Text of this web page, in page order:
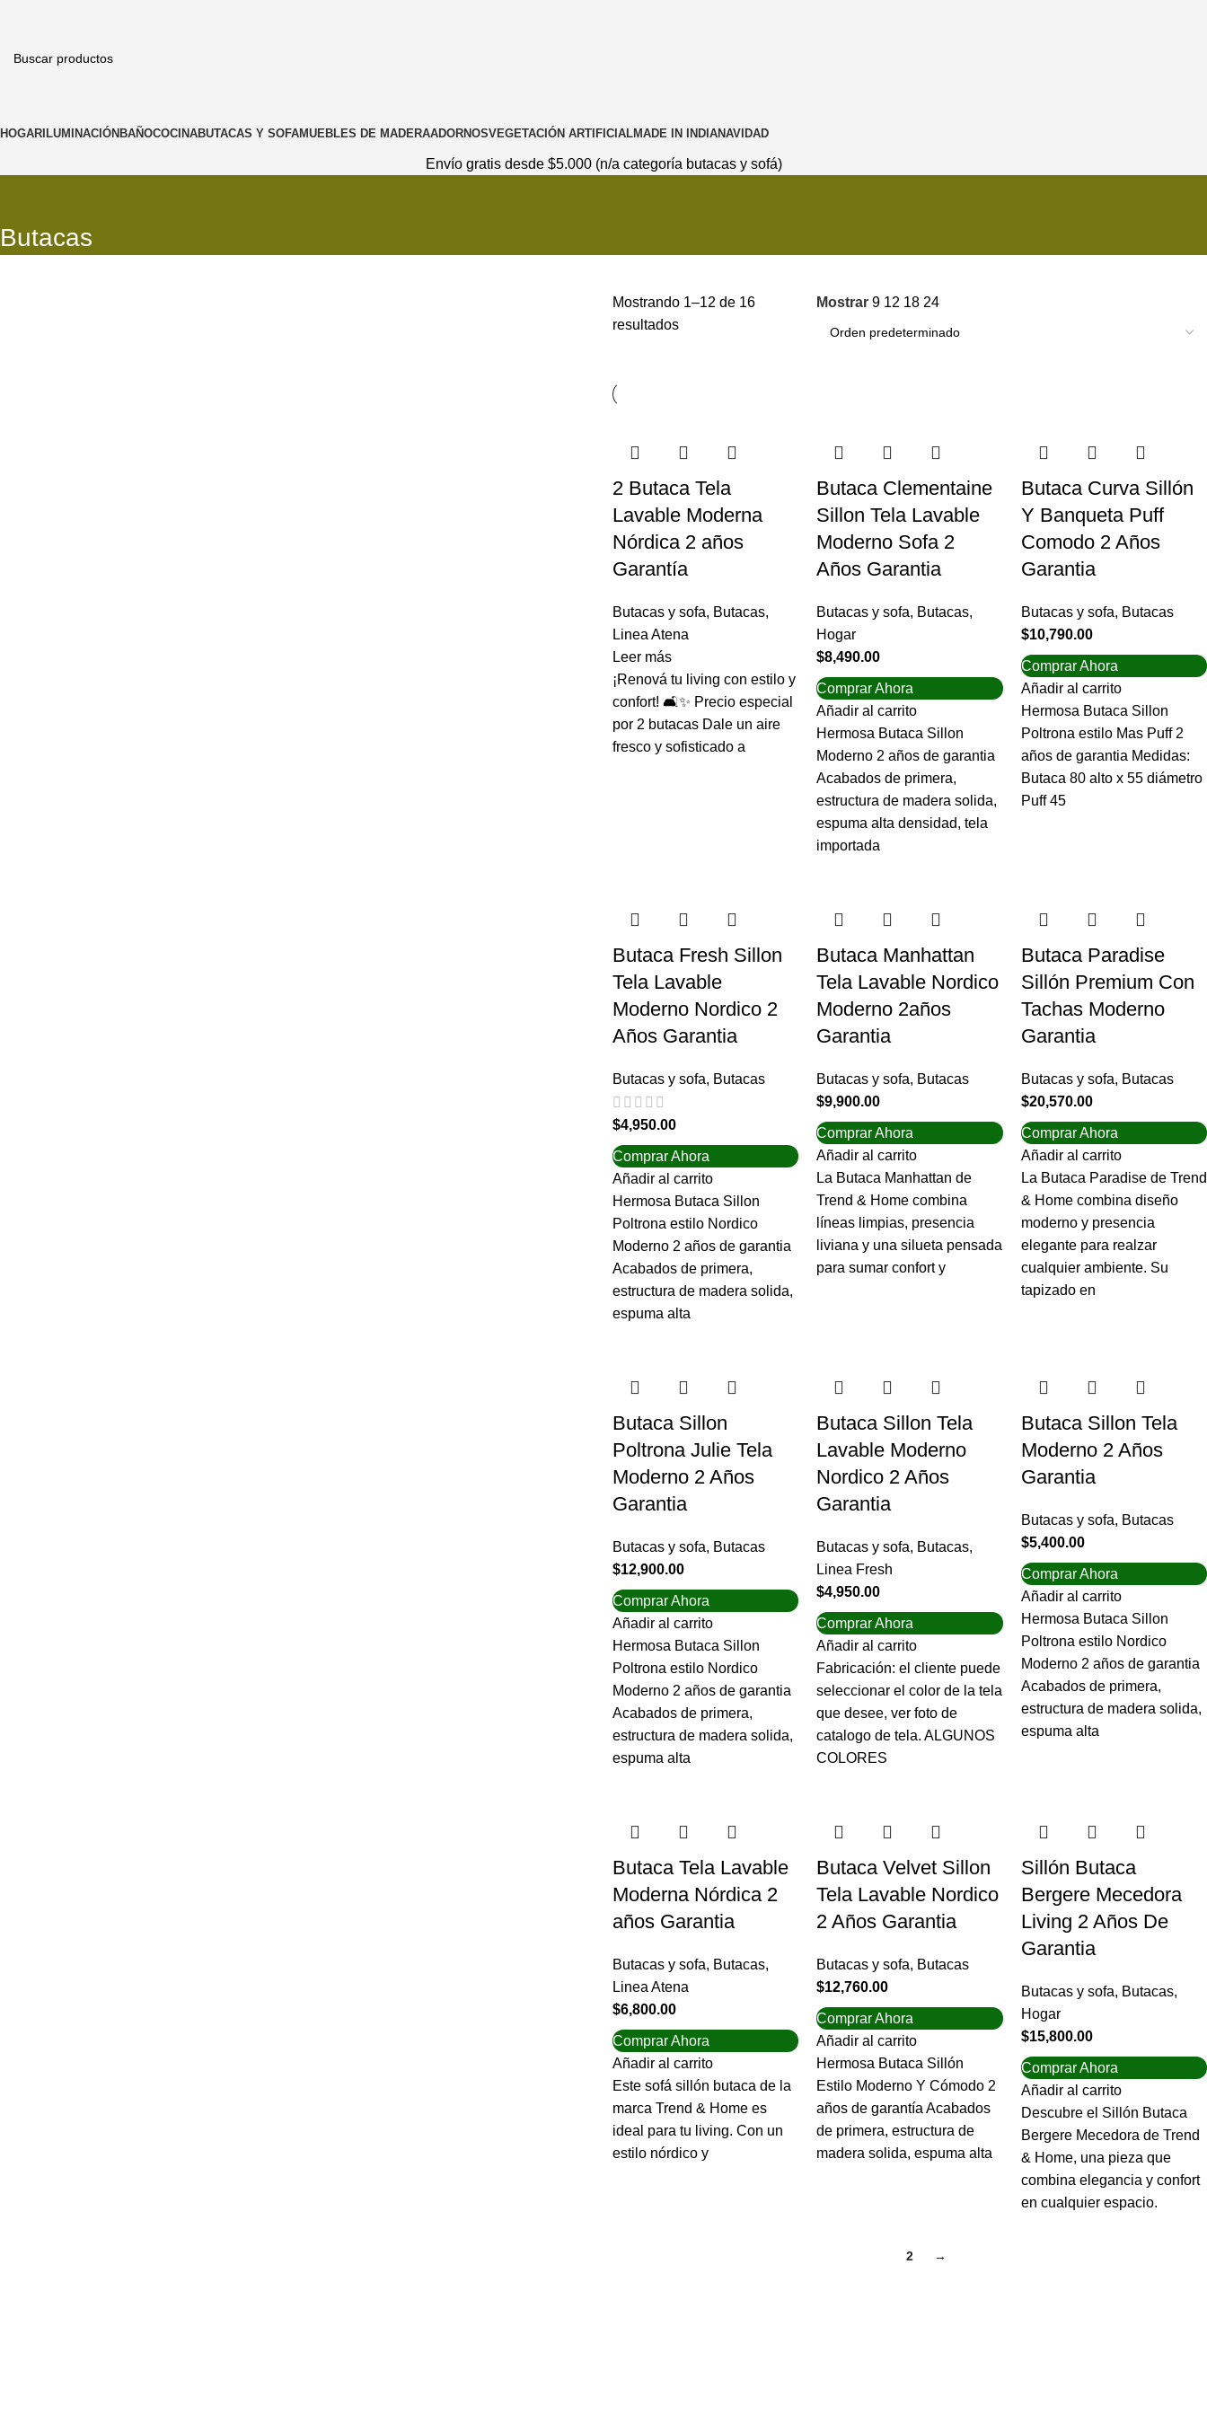
HOGAR ILUMINACIÓN BAÑOCOCINABUTACAS Y SOFAMUEBLES DE MADERAADORNOSVEGETACIÓN ARTIFICIALMADE IN INDIANAVIDAD
Envío gratis desde $5.000 (n/a categoría butacas y sofá)
Butacas
Mostrando 1–12 de 16
resultados
Mostrar9 12 18 24
2 Butaca Tela
Lavable Moderna
Nórdica 2 años
Garantía
Butacas y sofa, Butacas,
Linea Atena
Leer más
¡Renová tu living con estilo y
confort! 🛋️✨ Precio especial
por 2 butacas Dale un aire
fresco y sofisticado a
Butaca Clementaine
Sillon Tela Lavable
Moderno Sofa 2
Años Garantia
Butacas y sofa, Butacas,
Hogar
$8,490.00
Comprar Ahora
Añadir al carrito
Hermosa Butaca Sillon
Moderno 2 años de garantia
Acabados de primera,
estructura de madera solida,
espuma alta densidad, tela
importada
Butaca Curva Sillón
Y Banqueta Puff
Comodo 2 Años
Garantia
Butacas y sofa, Butacas
$10,790.00
Comprar Ahora
Añadir al carrito
Hermosa Butaca Sillon
Poltrona estilo Mas Puff 2
años de garantia Medidas:
Butaca 80 alto x 55 diámetro
Puff 45
Butaca Fresh Sillon
Tela Lavable
Moderno Nordico 2
Años Garantia
Butacas y sofa, Butacas
$4,950.00
Comprar Ahora
Añadir al carrito
Hermosa Butaca Sillon
Poltrona estilo Nordico
Moderno 2 años de garantia
Acabados de primera,
estructura de madera solida,
espuma alta
Butaca Manhattan
Tela Lavable Nordico
Moderno 2años
Garantia
Butacas y sofa, Butacas
$9,900.00
Comprar Ahora
Añadir al carrito
La Butaca Manhattan de
Trend & Home combina
líneas limpias, presencia
liviana y una silueta pensada
para sumar confort y
Butaca Paradise
Sillón Premium Con
Tachas Moderno
Garantia
Butacas y sofa, Butacas
$20,570.00
Comprar Ahora
Añadir al carrito
La Butaca Paradise de Trend
& Home combina diseño
moderno y presencia
elegante para realzar
cualquier ambiente. Su
tapizado en
Butaca Sillon
Poltrona Julie Tela
Moderno 2 Años
Garantia
Butacas y sofa, Butacas
$12,900.00
Comprar Ahora
Añadir al carrito
Hermosa Butaca Sillon
Poltrona estilo Nordico
Moderno 2 años de garantia
Acabados de primera,
estructura de madera solida,
espuma alta
Butaca Sillon Tela
Lavable Moderno
Nordico 2 Años
Garantia
Butacas y sofa, Butacas,
Linea Fresh
$4,950.00
Comprar Ahora
Añadir al carrito
Fabricación: el cliente puede
seleccionar el color de la tela
que desee, ver foto de
catalogo de tela. ALGUNOS
COLORES
Butaca Sillon Tela
Moderno 2 Años
Garantia
Butacas y sofa, Butacas
$5,400.00
Comprar Ahora
Añadir al carrito
Hermosa Butaca Sillon
Poltrona estilo Nordico
Moderno 2 años de garantia
Acabados de primera,
estructura de madera solida,
espuma alta
Butaca Tela Lavable
Moderna Nórdica 2
años Garantia
Butacas y sofa, Butacas,
Linea Atena
$6,800.00
Comprar Ahora
Añadir al carrito
Este sofá sillón butaca de la
marca Trend & Home es
ideal para tu living. Con un
estilo nórdico y
Butaca Velvet Sillon
Tela Lavable Nordico
2 Años Garantia
Butacas y sofa, Butacas
$12,760.00
Comprar Ahora
Añadir al carrito
Hermosa Butaca Sillón
Estilo Moderno Y Cómodo 2
años de garantía Acabados
de primera, estructura de
madera solida, espuma alta
Sillón Butaca
Bergere Mecedora
Living 2 Años De
Garantia
Butacas y sofa, Butacas,
Hogar
$15,800.00
Comprar Ahora
Añadir al carrito
Descubre el Sillón Butaca
Bergere Mecedora de Trend
& Home, una pieza que
combina elegancia y confort
en cualquier espacio.
2 →